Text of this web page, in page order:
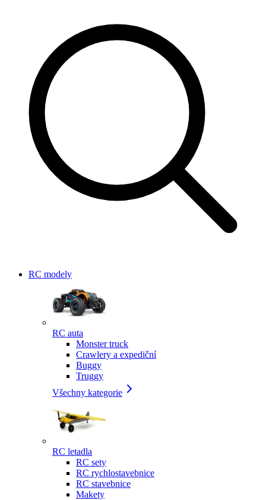
RC modely
RC auta
Monster truck
Crawlery a expediční
Buggy
Truggy
Všechny kategorie
RC letadla
RC sety
RC rychlostavebnice
RC stavebnice
Makety